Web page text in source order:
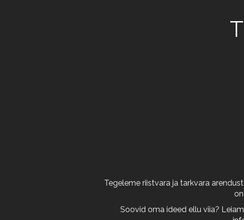
Tegeleme riistvara ja tarkvara
Soovid oma ideed ellu viia?